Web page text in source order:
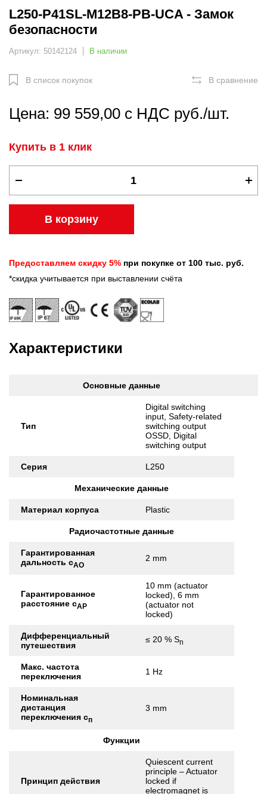
L250-P41SL-M12B8-PB-UCA - Замок
безопасности
Артикул: 50142124 В наличии
В список покупок В сравнение
Цена: 99 559,00 с НДС руб./шт.
Купить в 1 клик
В корзину
Предоставляем скидку 5% при покупке от 100 тыс. руб.
*скидка учитывается при выставлении счёта
Характеристики
Основные данные
Тип
Digital switching
input, Safety-related
switching output
OSSD, Digital
switching output
Серия L250
Механические данные
Материал корпуса Plastic
Радиочастотные данные
Гарантированная
дальность сАО
2 mm
Гарантированное
расстояние сАР
10 mm (actuator
locked), 6 mm
(actuator not
locked)
Дифференциальный
путешествия
≤ 20 % Sn
Макс. частота
переключения
1 Hz
Номинальная
дистанция
переключения сп
3 mm
Функции
Принцип действия
Quiescent current
principle – Actuator
locked if
electromagnet is